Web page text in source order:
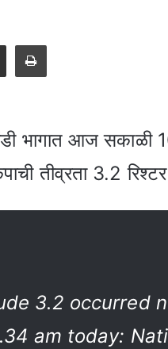
Share via EmailPrint
भागात आज सकाळी
तीव्रता 3.2
3.2 occurred
am today: